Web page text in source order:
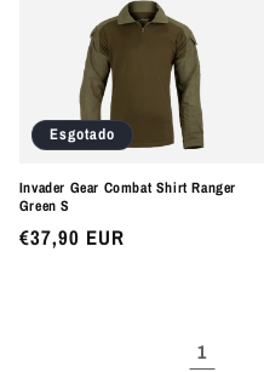
Esgotado
Invader Gear Combat Shirt Ranger
Green S
Preço
€37,90 EUR
1